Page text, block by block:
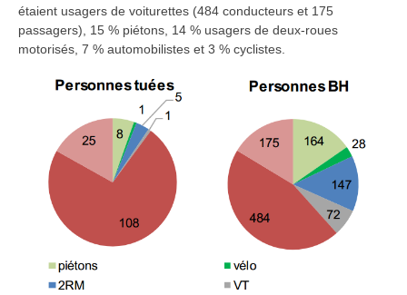
étaient usagers de voiturettes (484 conducteurs et 175
passagers), 15 % piétons, 14 % usagers de deux-roues
motorisés, 7 % automobilistes et 3 % cyclistes.